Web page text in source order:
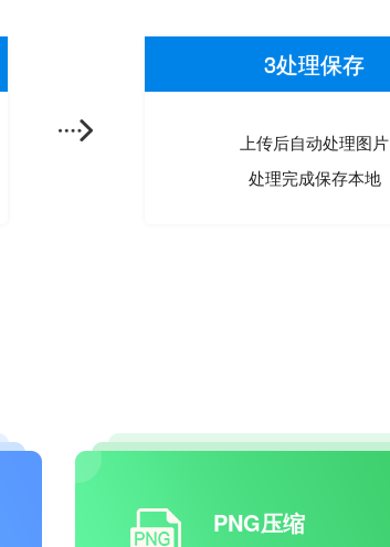
3处理保存
上传后自动处理图片
处理完成保存本地
PNG压缩